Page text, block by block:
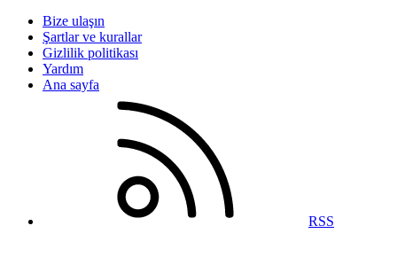
Bize ulaşın
Şartlar ve kurallar
Gizlilik politikası
Yardım
Ana sayfa
RSS